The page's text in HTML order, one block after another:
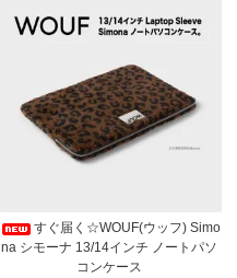
すぐ届く☆WOUF(ウッフ) Simo
na シモーナ 13/14インチ ノートパソ
コンケース